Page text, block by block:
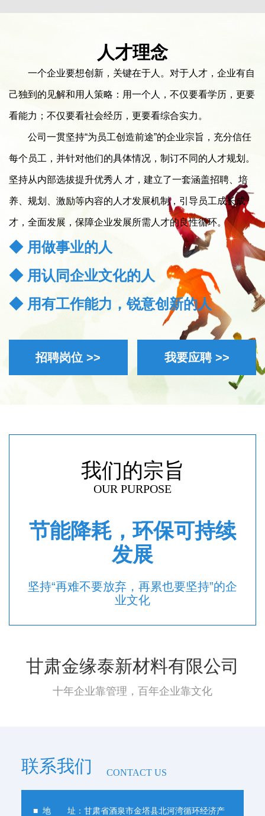
人才理念
一个企业要想创新，关键在于人。对于人才，企业有自
己独到的见解和用人策略：用一个人，不仅要看学历，更要
看能力；不仅要看社会经历，更要看综合实力。
公司一贯坚持“为员工创造前途”的企业宗旨，充分信任
每个员工，并针对他们的具体情况，制订不同的人才规划。
坚持从内部选拔提升优秀人 才，建立了一套涵盖招聘、培
养、规划、激励等内容的人才发展机制，引导员工成长成
才，全面发展，保障企业发展所需人才的良性循环。
◆ 用做事业的人
◆ 用认同企业文化的人
◆ 用有工作能力，锐意创新的人
招聘岗位 >> 我要应聘 >>
我们的宗旨
OUR PURPOSE
节能降耗，环保可持续
发展
坚持“再难不要放弃，再累也要坚持”的企
业文化
甘肃金缘泰新材料有限公司
十年企业靠管理，百年企业靠文化
联系我们 CONTACT US
■ 地 址：甘肃省酒泉市金塔县北河湾循环经济产